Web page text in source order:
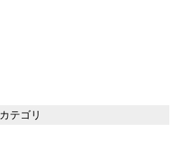
カテゴリ